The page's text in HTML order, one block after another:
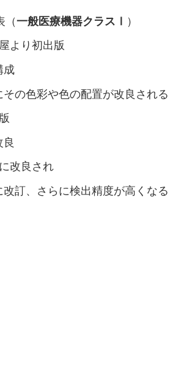
（一般医療機器クラスⅠ ）
より初出版
成
その色彩や色の配置が改良される
良
に改良され
改訂、さらに検出精度が高くなる